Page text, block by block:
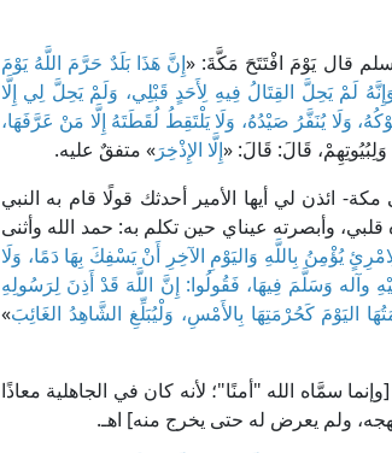
قال يَوْمَ افْتَتَحَ مَكَّةَ: «إِنَّ هَذَا بَلَدٌ حَرَّمَ اللَّهُ يَوْمَ
لَمْ يَحِلَّ القِتَالُ فِيهِ لِأَحَدٍ قَبْلِي، وَلَمْ يَحِلَّ لِي إِلَّا
وَلَا يُنَفَّرُ صَيْدُهُ، وَلَا يَلْتَقِطُ لُقَطَتَهُ إِلَّا مَنْ عَرَّفَهَا،
وَلِبُيُوتِهِمْ، قَالَ: قَالَ: «إِلَّا الإِذْخِرَ» متفقٌ عليه.
ائذن لي أيها الأمير أحدثك قولًا قام به النبي
وأبصرته عيناي حين تكلم به: حمد الله وأثنى
يُؤْمِنُ بِاللَّهِ وَاليَوْمِ الآخِرِ أَنْ يَسْفِكَ بِهَا دَمًا، وَلَا
وَسَلَّمَ فِيهَا، فَقُولُوا: إِنَّ اللَّهَ قَدْ أَذِنَ لِرَسُولِهِ
كَحُرْمَتِهَا بِالأَمْسِ، وَلْيُبَلِّغِ الشَّاهِدُ الغَائِبَ»
(2/ 29، مؤسسة الرسالة): [وإنما سمَّاه الله "أمنًا"؛ لأنه كان في الجاهلية معاذًا
ولم يعرض له حتى يخرج منه] اهـ.